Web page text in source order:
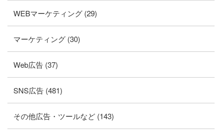
WEBマーケティング (29)
マーケティング (30)
Web広告 (37)
SNS広告 (481)
その他広告・ツールなど (143)